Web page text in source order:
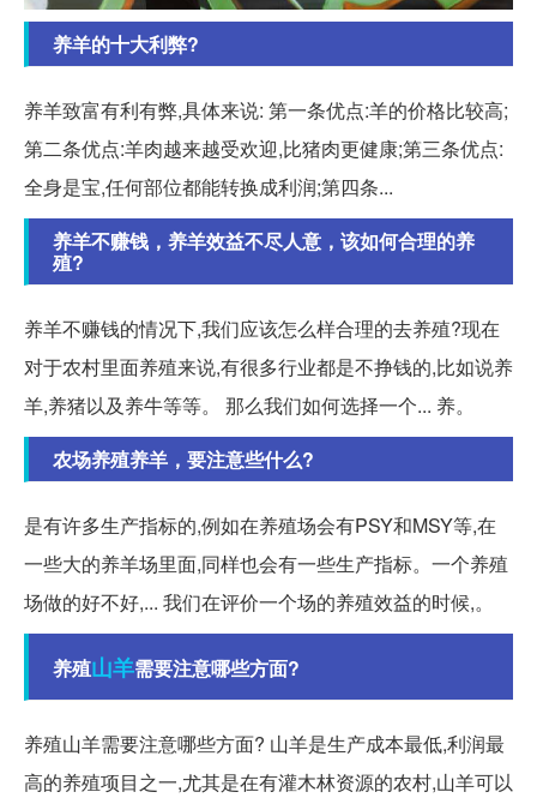
养羊的十大利弊?
养羊致富有利有弊,具体来说: 第一条优点:羊的价格比较高;
第二条优点:羊肉越来越受欢迎,比猪肉更健康;第三条优点:
全身是宝,任何部位都能转换成利润;第四条...
养羊不赚钱，养羊效益不尽人意，该如何合理的养
殖?
养羊不赚钱的情况下,我们应该怎么样合理的去养殖?现在
对于农村里面养殖来说,有很多行业都是不挣钱的,比如说养
羊,养猪以及养牛等等。 那么我们如何选择一个... 养。
农场养殖养羊，要注意些什么?
是有许多生产指标的,例如在养殖场会有PSY和MSY等,在
一些大的养羊场里面,同样也会有一些生产指标。一个养殖
场做的好不好,... 我们在评价一个场的养殖效益的时候,。
养殖山羊需要注意哪些方面?
养殖山羊需要注意哪些方面? 山羊是生产成本最低,利润最
高的养殖项目之一,尤其是在有灌木林资源的农村,山羊可以